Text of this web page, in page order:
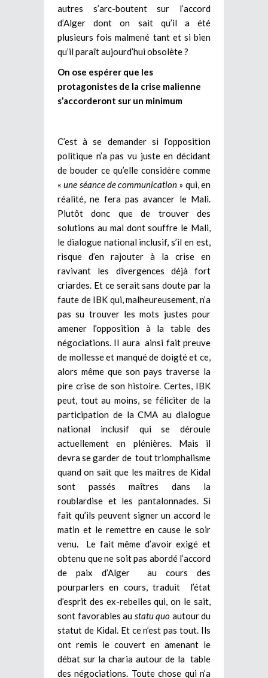
autres s’arc-boutent sur l’accord
d’Alger dont on sait qu’il a été
plusieurs fois malmené tant et si bien
qu’il paraît aujourd’hui obsolète ?
On ose espérer que les
protagonistes de la crise malienne
s’accorderont sur un minimum
C’est à se demander si l’opposition
politique n’a pas vu juste en décidant
de bouder ce qu’elle considère comme
«une séance de communication » qui, en
réalité, ne fera pas avancer le Mali.
Plutôt donc que de trouver des
solutions au mal dont souffre le Mali,
le dialogue national inclusif, s’il en est,
risque d’en rajouter à la crise en
ravivant les divergences déjà fort
criardes. Et ce serait sans doute par la
faute de IBK qui, malheureusement, n’a
pas su trouver les mots justes pour
amener l’opposition à la table des
négociations. Il aura ainsi fait preuve
de mollesse et manqué de doigté et ce,
alors même que son pays traverse la
pire crise de son histoire. Certes, IBK
peut, tout au moins, se féliciter de la
participation de la CMA au dialogue
national inclusif qui se déroule
actuellement en plénières. Mais il
devra se garder de tout triomphalisme
quand on sait que les maîtres de Kidal
sont passés maîtres dans la
roublardise et les pantalonnades. Si
fait qu’ils peuvent signer un accord le
matin et le remettre en cause le soir
venu. Le fait même d’avoir exigé et
obtenu que ne soit pas abordé l’accord
de paix d’Alger au cours des
pourparlers en cours, traduit l’état
d’esprit des ex-rebelles qui, on le sait,
sont favorables au statu quo autour du
statut de Kidal. Et ce n’est pas tout. Ils
ont remis le couvert en amenant le
débat sur la charia autour de la table
des négociations. Toute chose qui n’a